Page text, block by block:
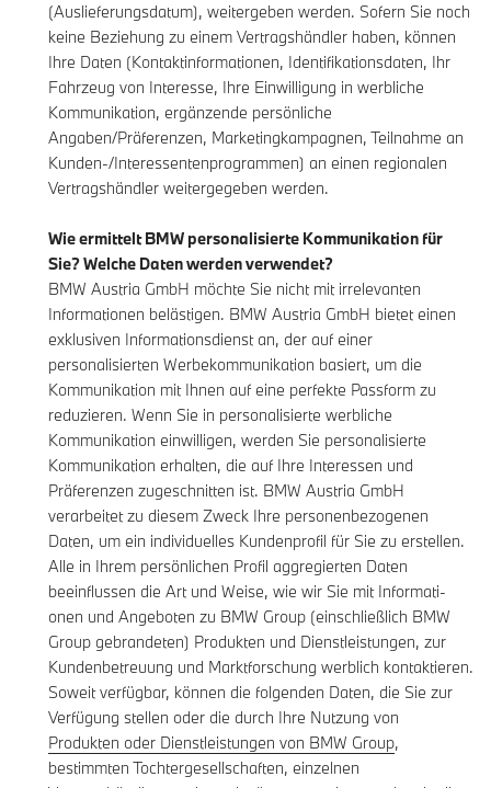
(Auslieferungsdatum), weitergeben werden. Sofern Sie noch
keine Beziehung zu einem Vertragshändler haben, können
Ihre Daten (Kontaktinformationen, Identifikationsdaten, Ihr
Fahrzeug von Interesse, Ihre Einwilligung in werbliche
Kommunikation, ergänzende persönliche
Angaben/Präferenzen, Marketingkampagnen, Teilnahme an
Kunden-/Interessentenprogrammen) an einen regionalen
Vertragshändler weitergegeben werden.
Wie ermittelt BMW personalisierte Kommunikation für
Sie? Welche Daten werden verwendet?
BMW Austria GmbH möchte Sie nicht mit irrelevanten
Informationen belästigen. BMW Austria GmbH bietet einen
exklusiven Informationsdienst an, der auf einer
personalisierten Werbekommunikation basiert, um die
Kommunikation mit Ihnen auf eine perfekte Passform zu
reduzieren. Wenn Sie in personalisierte werbliche
Kommunikation einwilligen, werden Sie personalisierte
Kommunikation erhalten, die auf Ihre Interessen und
Präferenzen zugeschnitten ist. BMW Austria GmbH
verarbeitet zu diesem Zweck Ihre personenbezogenen
Daten, um ein individuelles Kundenprofil für Sie zu erstellen.
Alle in Ihrem persönlichen Profil aggregierten Daten
beeinflussen die Art und Weise, wie wir Sie mit Informati-
onen und Angeboten zu BMW Group (einschließlich BMW
Group gebrandeten) Produkten und Dienstleistungen, zur
Kundenbetreuung und Marktforschung werblich kontaktieren.
Soweit verfügbar, können die folgenden Daten, die Sie zur
Verfügung stellen oder die durch Ihre Nutzung von
Produkten oder Dienstleistungen von BMW Group,
bestimmten Tochtergesellschaften, einzelnen